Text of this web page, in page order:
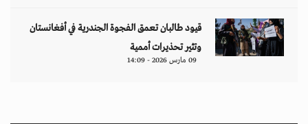
قيود طالبان تعمق الفجوة الجندرية في أفغانستان
وتثير تحذيرات أممية
09 مارس 2026 - 14:09